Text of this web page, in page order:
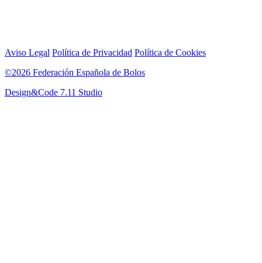
Aviso Legal Política de Privacidad Política de Cookies
©2026 Federación Española de Bolos
Design&Code 7.11 Studio